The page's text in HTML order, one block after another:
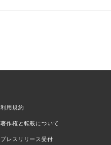
利用規約
著作権と転載について
プレスリリース受付